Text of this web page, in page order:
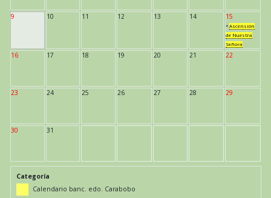
9 10 11 12 13 14 15
* Ascensión
de Nuestra
Señora
16 17 18 19 20 21 22
23 24 25 26 27 28 29
30 31
Categoría
Calendario banc. edo. Carabobo